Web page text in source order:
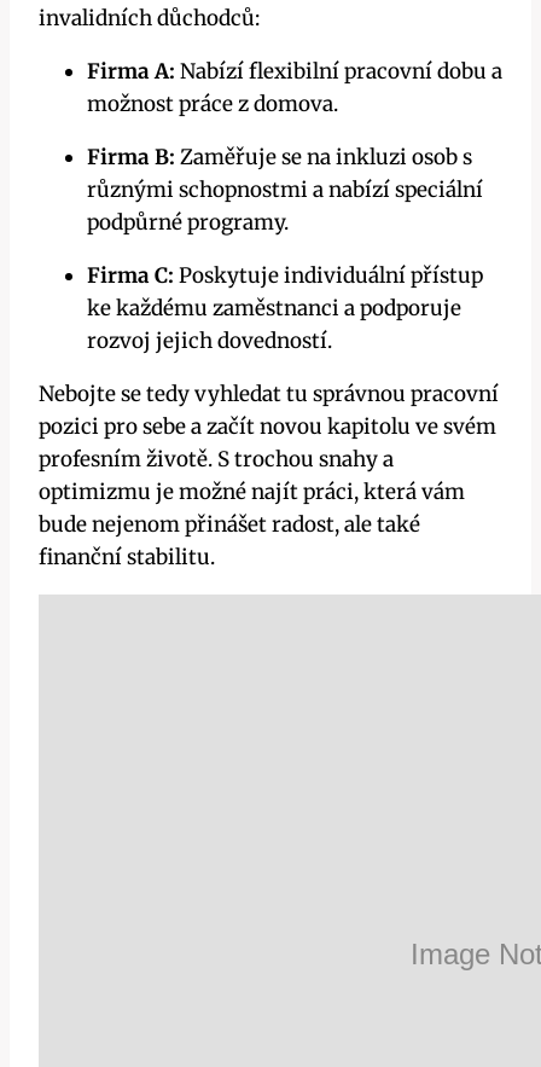
invalidních důchodců:
Firma A: Nabízí flexibilní pracovní dobu a
možnost práce z domova.
Firma B: Zaměřuje se na inkluzi osob s
různými schopnostmi a nabízí speciální
podpůrné programy.
Firma C: Poskytuje individuální přístup
ke každému zaměstnanci a podporuje
rozvoj jejich dovedností.
Nebojte se tedy vyhledat tu správnou pracovní
pozici pro sebe a začít novou kapitolu ve svém
profesním životě. S trochou snahy a
optimizmu je možné najít práci, která vám
bude nejenom přinášet radost, ale také
finanční stabilitu.